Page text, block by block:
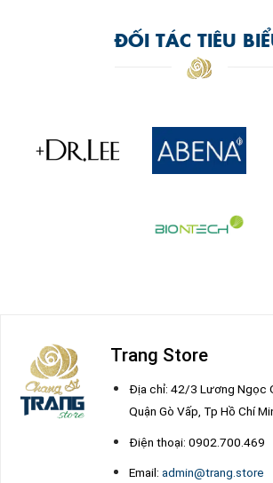
ĐỐI TÁC TIÊU
Trang Store
Địa chỉ: 42/3 Lương Ngọc
Quận Gò Vấp, Tp Hồ Chí
Điện thoại: 0902.700.469
Email:admin@trang.store